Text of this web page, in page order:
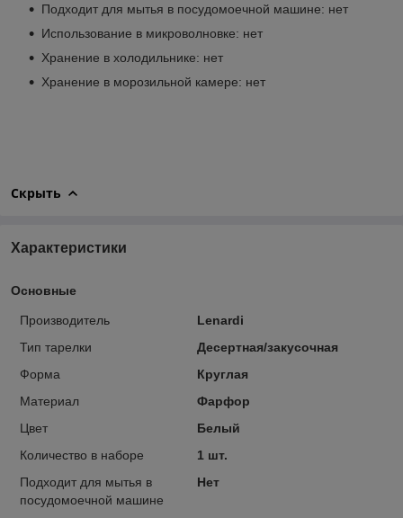
Подходит для мытья в посудомоечной машине: нет
Использование в микроволновке: нет
Хранение в холодильнике: нет
Хранение в морозильной камере: нет
Скрыть
Характеристики
Основные
Производитель
Lenardi
Тип тарелки
Десертная/закусочная
Форма
Круглая
Материал
Фарфор
Цвет
Белый
Количество в наборе
1 шт.
Подходит для мытья в
посудомоечной машине
Нет